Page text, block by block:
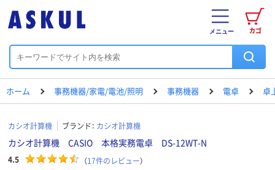
カゴ
メニュー
ホーム 事務機器/家電/電池/照明 事務機器 電卓 卓
カシオ計算機 ブランド： カシオ計算機
カシオ計算機 CASIO 本格実務電卓 DS-12WT-N
4.5 （17件のレビュー）